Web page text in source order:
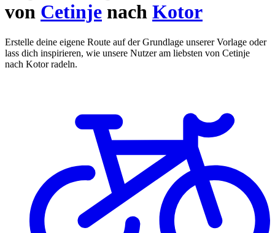
von Cetinje nach Kotor
Erstelle deine eigene Route auf der Grundlage unserer Vorlage oder
lass dich inspirieren, wie unsere Nutzer am liebsten von Cetinje
nach Kotor radeln.